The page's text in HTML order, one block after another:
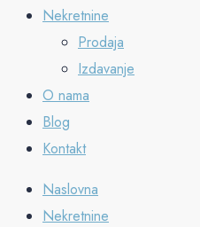
Nekretnine
Prodaja
Izdavanje
O nama
Blog
Kontakt
Naslovna
Nekretnine